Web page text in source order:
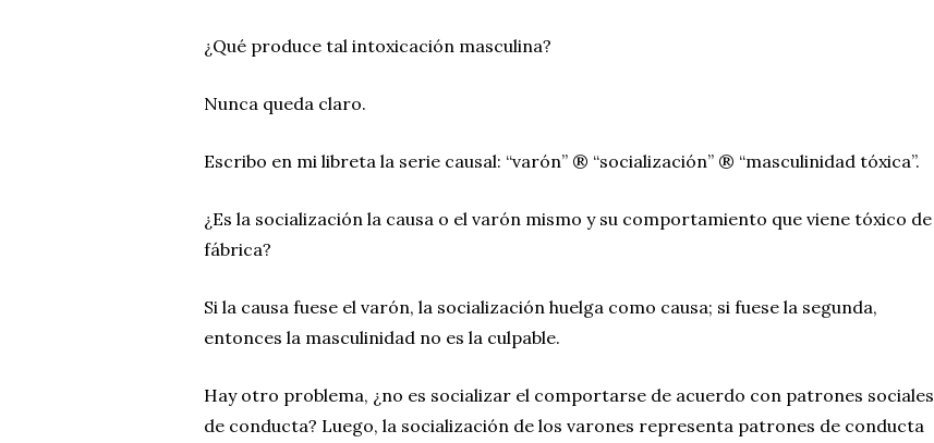
¿Qué produce tal intoxicación masculina?
Nunca queda claro.
Escribo en mi libreta la serie causal: “varón” ® “socialización” ® “masculinidad tóxica”.
¿Es la socialización la causa o el varón mismo y su comportamiento que viene tóxico de
fábrica?
Si la causa fuese el varón, la socialización huelga como causa; si fuese la segunda,
entonces la masculinidad no es la culpable.
Hay otro problema, ¿no es socializar el comportarse de acuerdo con patrones sociales
de conducta? Luego, la socialización de los varones representa patrones de conducta